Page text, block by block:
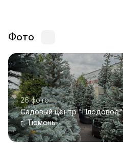
Фото
26 фото
Садовый центр "Плодовое"
г. Тюмень